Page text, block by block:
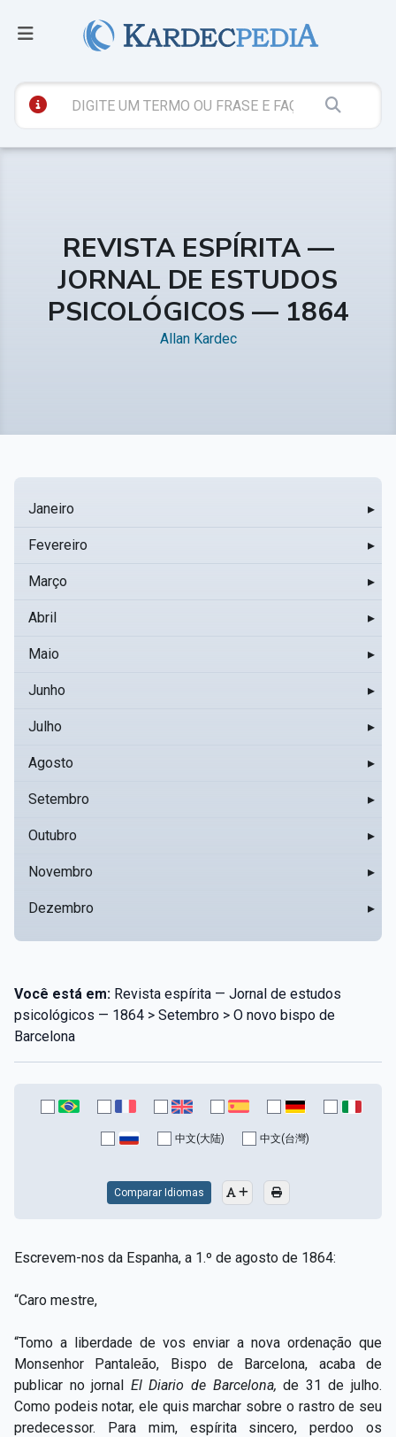
REVISTA ESPÍRITA —
JORNAL DE ESTUDOS
PSICOLÓGICOS — 1864
Allan Kardec
Janeiro ▸
Fevereiro ▸
Março ▸
Abril ▸
Maio ▸
Junho ▸
Julho ▸
Agosto ▸
Setembro ▸
Outubro ▸
Novembro ▸
Dezembro ▸
Você está em: Revista espírita — Jornal de estudos
psicológicos — 1864 > Setembro > O novo bispo de
Barcelona
中文(大陆) 中文(台灣)
Comparar Idiomas
Escrevem-nos da Espanha, a 1.º de agosto de 1864:
“Caro mestre,
“Tomo a liberdade de vos enviar a nova ordenação que
Monsenhor Pantaleão, Bispo de Barcelona, acaba de
publicar no jornal El Diario de Barcelona,de 31 de julho.
Como podeis notar, ele quis marchar sobre o rastro de seu
predecessor. Para mim, espírita sincero, perdoo os